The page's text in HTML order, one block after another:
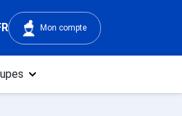
Mon compte